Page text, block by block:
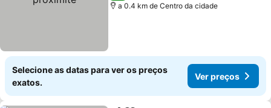
a 0.4 km de Centro da cidade
Selecione as datas para ver os preços
exatos.
Ver preços